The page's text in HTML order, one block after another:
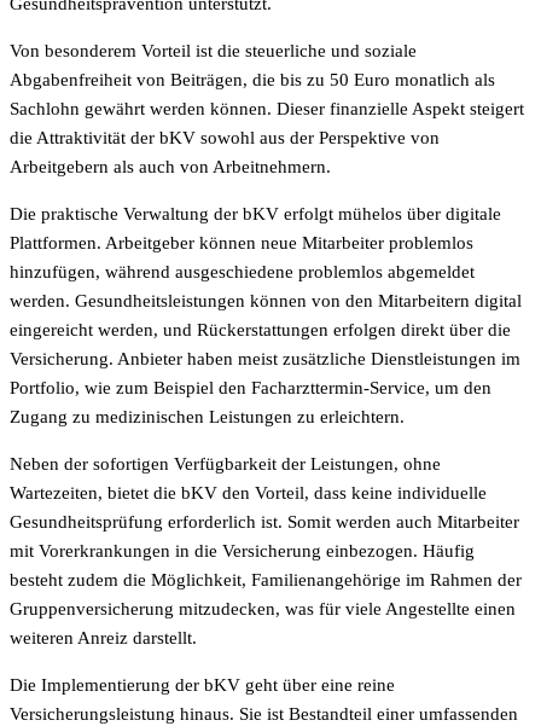
Gesundheitsprävention unterstützt.
Von besonderem Vorteil ist die steuerliche und soziale
Abgabenfreiheit von Beiträgen, die bis zu 50 Euro monatlich als
Sachlohn gewährt werden können. Dieser finanzielle Aspekt steigert
die Attraktivität der bKV sowohl aus der Perspektive von
Arbeitgebern als auch von Arbeitnehmern.
Die praktische Verwaltung der bKV erfolgt mühelos über digitale
Plattformen. Arbeitgeber können neue Mitarbeiter problemlos
hinzufügen, während ausgeschiedene problemlos abgemeldet
werden. Gesundheitsleistungen können von den Mitarbeitern digital
eingereicht werden, und Rückerstattungen erfolgen direkt über die
Versicherung. Anbieter haben meist zusätzliche Dienstleistungen im
Portfolio, wie zum Beispiel den Facharzttermin-Service, um den
Zugang zu medizinischen Leistungen zu erleichtern.
Neben der sofortigen Verfügbarkeit der Leistungen, ohne
Wartezeiten, bietet die bKV den Vorteil, dass keine individuelle
Gesundheitsprüfung erforderlich ist. Somit werden auch Mitarbeiter
mit Vorerkrankungen in die Versicherung einbezogen. Häufig
besteht zudem die Möglichkeit, Familienangehörige im Rahmen der
Gruppenversicherung mitzudecken, was für viele Angestellte einen
weiteren Anreiz darstellt.
Die Implementierung der bKV geht über eine reine
Versicherungsleistung hinaus. Sie ist Bestandteil einer umfassenden